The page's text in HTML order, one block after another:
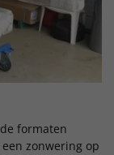
formaten
zonwering op